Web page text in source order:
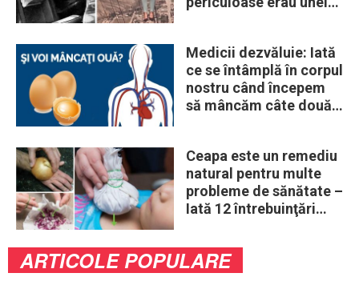
Medicii dezvăluie: Iată
ce se întâmplă în corpul
nostru când începem
să mâncăm câte două
Ceapa este un remediu
natural pentru multe
probleme de sănătate –
Iată 12 întrebuinţări
ARTICOLE POPULARE